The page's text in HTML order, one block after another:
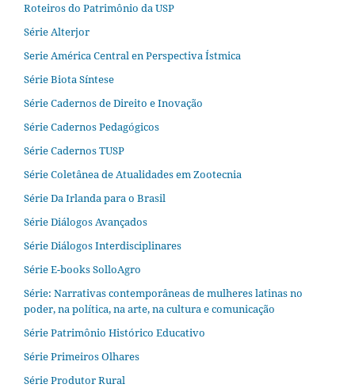
Roteiros do Patrimônio da USP
Série Alterjor
Serie América Central en Perspectiva Ístmica
Série Biota Síntese
Série Cadernos de Direito e Inovação
Série Cadernos Pedagógicos
Série Cadernos TUSP
Série Coletânea de Atualidades em Zootecnia
Série Da Irlanda para o Brasil
Série Diálogos Avançados
Série Diálogos Interdisciplinares
Série E-books SolloAgro
Série: Narrativas contemporâneas de mulheres latinas no
poder, na política, na arte, na cultura e comunicação
Série Patrimônio Histórico Educativo
Série Primeiros Olhares
Série Produtor Rural